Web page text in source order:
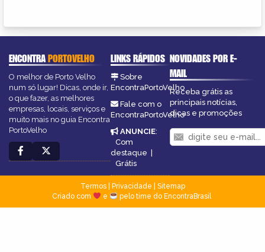
ENCONTRAPORTOVELHO
O melhor de Porto Velho
num só lugar! Dicas, onde ir,
o que fazer, as melhores
empresas, locais, serviços e
muito mais no guia Encontra
PortoVelho
LINKS RÁPIDOS
Sobre
EncontraPortoVelho
Fale com o
EncontraPortoVelho
ANUNCIE:
Com
destaque |
Grátis
NOVIDADES POR E-
MAIL
Receba grátis as
principais notícias,
dicas e promoções
Termos| Privacidade
Sitemap
Criado com
e pelo time do EncontraBrasil